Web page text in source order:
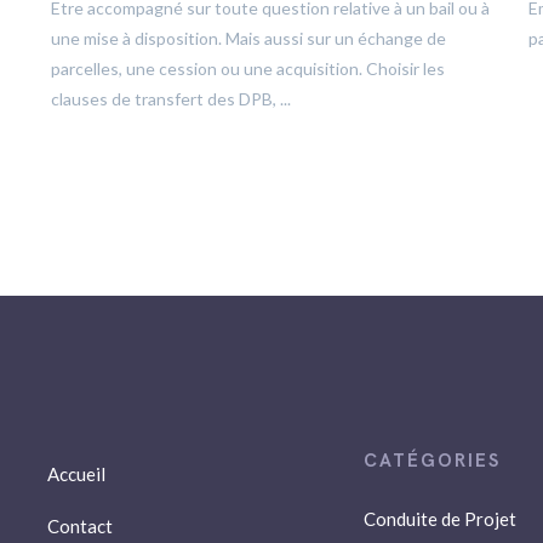
Etre accompagné sur toute question relative à un bail ou à
une mise à disposition. Mais aussi sur un échange de
parcelles, une cession ou une acquisition. Choisir les
clauses de transfert des DPB, ...
Accueil
Contact Conduite de Projet